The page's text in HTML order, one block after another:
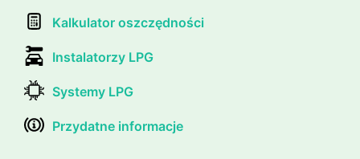
Kalkulator oszczędności
Instalatorzy LPG
Systemy LPG
Przydatne informacje